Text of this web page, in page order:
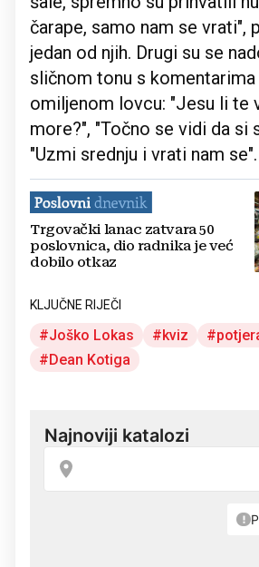
čarape, samo nam se vrati",
jedan od njih. Drugi su se
sličnom tonu s komentarima
omiljenom lovcu: "Jesu li te
more?", "Točno se vidi da si
"Uzmi srednju i vrati nam se".
Trgovački lanac zatvara 50
poslovnica, dio radnika je već
dobilo otkaz
KLJUČNE RIJEČI
Joško Lokas kviz
Dean Kotiga